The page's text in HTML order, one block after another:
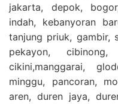
jakarta, depok,
indah, kebanyoran
tanjung priuk, gambir,
pekayon, cibinong,
cikini,manggarai,
minggu, pancoran,
aren, duren jaya,